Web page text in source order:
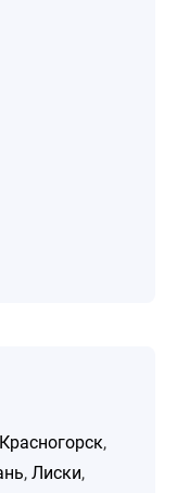
Красногорск,
, Лиски,